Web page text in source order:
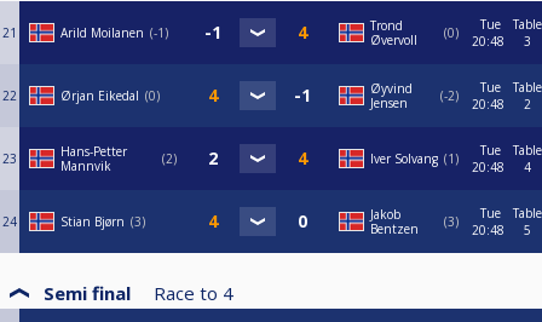
21 Arild Moilanen -1
Trond
Øvervoll
0
Tue
20:48
Table
3
22 Ørjan Eikedal 0
Øyvind
Jensen
-2
Tue
20:48
Table
2
23
Hans-Petter
Mannvik
2 Iver Solvang 1
Tue
20:48
Table
4
24 Stian Bjørn 3
Jakob
Bentzen
3
Tue
20:48
Table
5
Semi final Race to 4